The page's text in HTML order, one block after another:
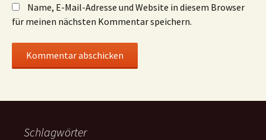
Name, E-Mail-Adresse und Website in diesem Browser
für meinen nächsten Kommentar speichern.
Schlagwörter